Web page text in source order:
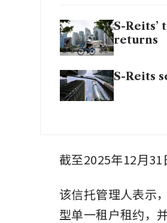
S-
returns
S-Reits
截至2025年12月31
该信托管理人表示
型单一租户租约，